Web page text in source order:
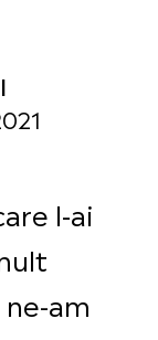
l-ai
am